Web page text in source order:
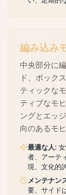
編み込み
中央部分に
ド、ボック
ティックな
ティブなモ
ングとエッ
向のあるモ
最適な人:
者、アーテ
現、文化的
メンテナン
要、サイド